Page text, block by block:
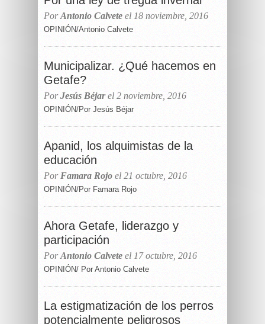
PorAntonio Calvete el 18 noviembre, 2016
OPINIÓN/Antonio Calvete
Municipalizar. ¿Qué hacemos en
Getafe?
PorJesús Béjarel 2 noviembre, 2016
OPINIÓN/Por Jesús Béjar
Apanid, los alquimistas de la
educación
Por Famara Rojo el 21 octubre, 2016
OPINIÓN/Por Famara Rojo
Ahora Getafe, liderazgo y
participación
PorAntonio Calvete el 17 octubre, 2016
OPINIÓN/ Por Antonio Calvete
La estigmatización de los perros
potencialmente peligrosos